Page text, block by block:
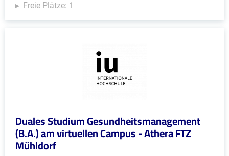
Freie Plätze: 1
Duales Studium Gesundheitsmanagement
(B.A.) am virtuellen Campus - Athera FTZ
Mühldorf